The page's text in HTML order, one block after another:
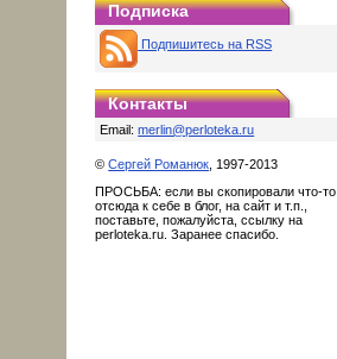
Подписка
Подпишитесь на RSS
Контакты
Email:merlin@perloteka.ru
©Сергей Романюк , 1997-2013
ПРОСЬБА: если вы скопировали что-то
отсюда к себе в блог, на сайт и т.п.,
поставьте, пожалуйста, ссылку на
perloteka.ru. Заранее спасибо.